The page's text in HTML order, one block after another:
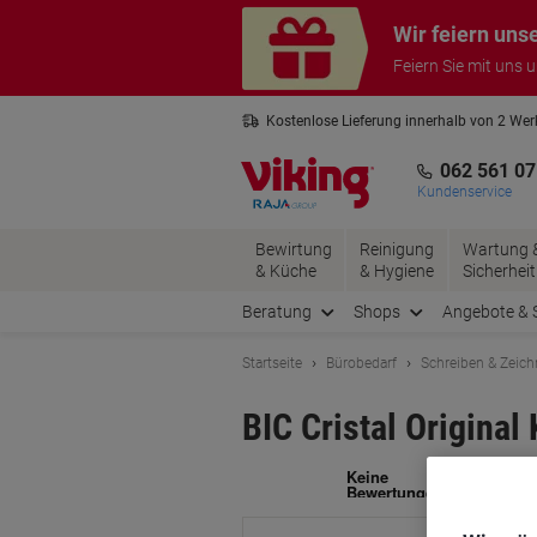
Wir feiern
Feiern Sie mit uns
Kostenlose Lieferung innerhalb von 2
062 561
Kundenservice
Bewirtung
& Küche
Reinigung
& Hygiene
Wartung
Sicherheit
Beratung Shops Angebote &
Startseite Bürobedarf Schreiben &
BIC Cristal Original